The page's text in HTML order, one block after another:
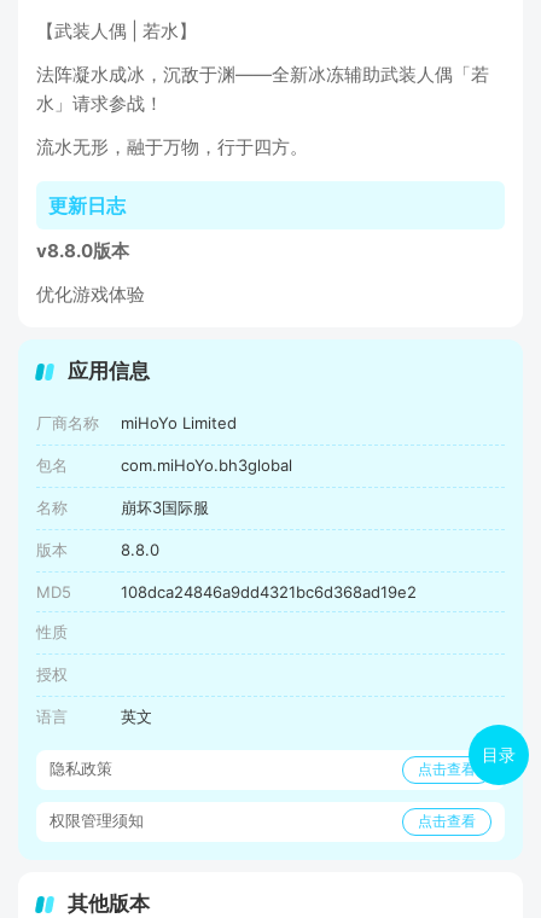
【武装人偶 | 若水】
法阵凝水成冰，沉敌于渊——全新冰冻辅助武装人偶「若
水」请求参战！
流水无形，融于万物，行于四方。
更新日志
v8.8.0版本
优化游戏体验
应用信息
厂商名称 miHoYo Limited
包名 com.miHoYo.bh3global
名称 崩坏3国际服
版本 8.8.0
MD5 108dca24846a9dd4321bc6d368ad19e2
性质
授权
语言 英文
隐私政策 点击查看
权限管理须知 点击查看
其他版本
目录